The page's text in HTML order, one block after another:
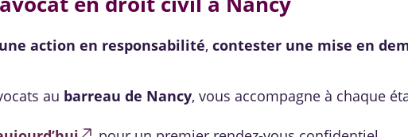
action en responsabilité, contester une mise en
au barreau de Nancy, vous accompagne à chaque